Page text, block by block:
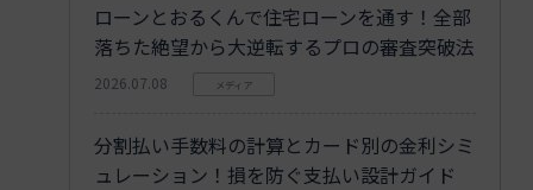
ローンとおるくんで住宅ローンを通す！全部
落ちた絶望から大逆転するプロの審査突破法
2026.07.08 メディア
分割払い手数料の計算とカード別の金利シミ
ュレーション！損を防ぐ支払い設計ガイド